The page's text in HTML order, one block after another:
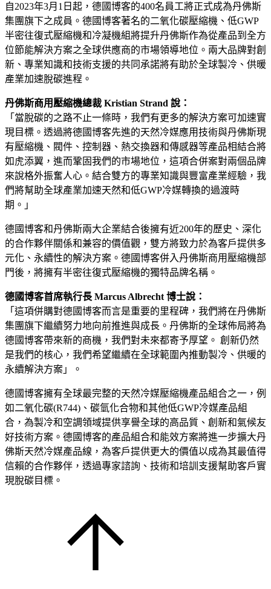
自2023年3月1日起，德國博客的400名員工將正式成為丹佛斯
集團旗下之成員。德國博客著名的二氧化碳壓縮機、低GWP
半密往復式壓縮機和冷凝機組將提升丹佛斯作為從產品到全方
位節能解決方案之全球供應商的市場領導地位。兩大品牌對創
新、專業知識和技術支援的共同承諾將有助於全球製冷、供暖
產業加速脫碳進程。
丹佛斯商用壓縮機總裁 Kristian Strand 說：
「當脫碳的之路不止一條時，我們有更多的解決方案可加速實
現目標。透過將德國博客先進的天然冷媒應用技術與丹佛斯現
有壓縮機、閥件、控制器、熱交換器和傳感器等產品相結合將
如虎添翼，進而鞏固我們的市場地位，這項合併案對兩個品牌
來說格外振奮人心。結合雙方的專業知識與豐富產業經驗，我
們將幫助全球產業加速天然和低GWP冷媒轉換的過渡時
期。」
德國博客和丹佛斯兩大企業結合後擁有近200年的歷史、深化
的合作夥伴關係和兼容的價值觀，雙方將致力於為客戶提供多
元化、永續性的解決方案。德國博客併入丹佛斯商用壓縮機部
門後，將擁有半密往復式壓縮機的獨特品牌名稱。
德國博客首席執行長 Marcus Albrecht 博士說：
「這項併購對德國博客而言是重要的里程碑，我們將在丹佛斯
集團旗下繼續努力地向前推進與成長。丹佛斯的全球佈局將為
德國博客帶來新的商機，我們對未來都寄予厚望。 創新仍然
是我們的核心，我們希望繼續在全球範圍內推動製冷、供暖的
永續解決方案」。
德國博客擁有全球最完整的天然冷媒壓縮機產品組合之一，例
如二氧化碳(R744)、碳氫化合物和其他低GWP冷媒產品組
合，為製冷和空調領域提供享譽全球的高品質、創新和氣候友
好技術方案。德國博客的產品組合和能效方案將進一步擴大丹
佛斯天然冷媒產品線，為客戶提供更大的價值以成為其最值得
信賴的合作夥伴，透過專家諮詢、技術和培訓支援幫助客戶實
現脫碳目標。